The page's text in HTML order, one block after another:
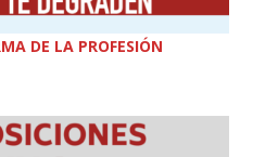
DE LA PROFESIÓN